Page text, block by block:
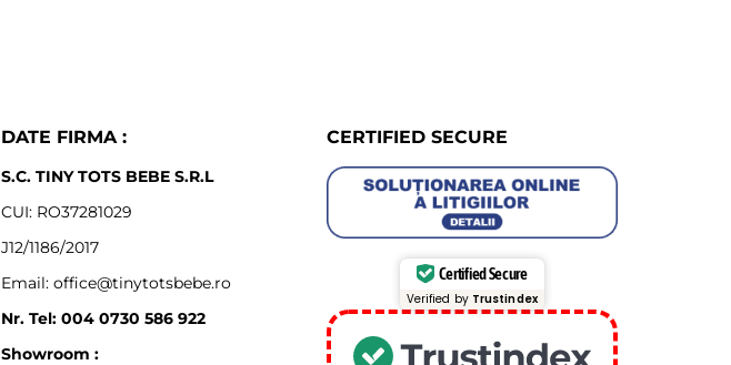
DATE FIRMA :
S.C. TINY TOTS BEBE S.R.L
CUI: RO37281029
J12/1186/2017
Email: office@tinytotsbebe.ro
Nr. Tel: 004 0730 586 922
Showroom :
CERTIFIED SECURE
Certified Secure
Verified by Trustindex